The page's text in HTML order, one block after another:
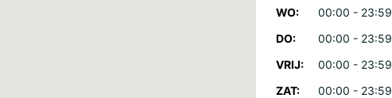
WO:
00:00 - 23:59
DO:
00:00 - 23:59
VRIJ:
00:00 - 23:59
ZAT:
00:00 - 23:59